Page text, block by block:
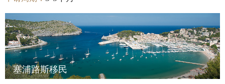
塞浦路斯移民